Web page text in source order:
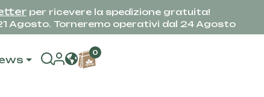
per ricevere la spedizione gratuita!
Agosto. Torneremo operativi dal 24 Agosto
0